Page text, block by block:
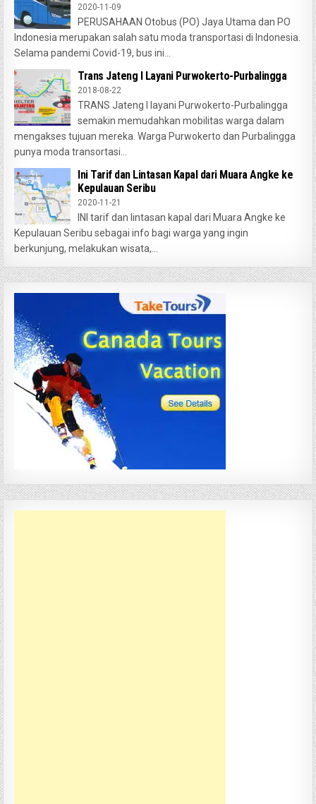
2020-11-09
PERUSAHAAN Otobus (PO) Jaya Utama dan PO
Indonesia merupakan salah satu moda transportasi di Indonesia.
Selama pandemi Covid-19, bus ini...
Trans Jateng I Layani Purwokerto-Purbalingga
2018-08-22
TRANS Jateng I layani Purwokerto-Purbalingga
semakin memudahkan mobilitas warga dalam
mengakses tujuan mereka. Warga Purwokerto dan Purbalingga
punya moda transortasi...
Ini Tarif dan Lintasan Kapal dari Muara Angke ke
Kepulauan Seribu
2020-11-21
INI tarif dan lintasan kapal dari Muara Angke ke
Kepulauan Seribu sebagai info bagi warga yang ingin
berkunjung, melakukan wisata,...